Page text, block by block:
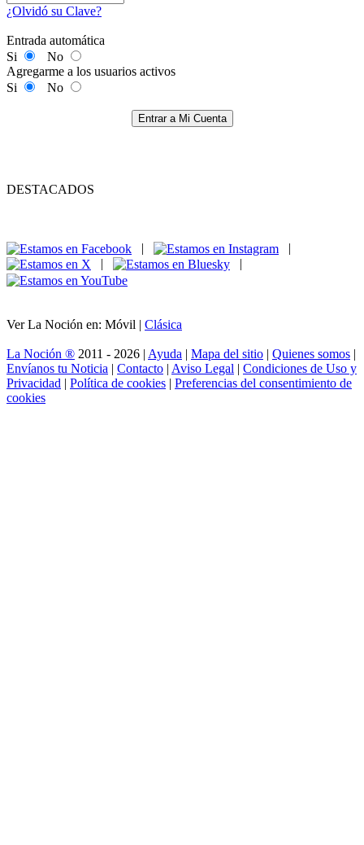
¿Olvidó su Clave?
Entrada automática
Si
No
Agregarme a los usuarios activos
Si
No
Entrar a Mi Cuenta
DESTACADOS
|
|
|
|
Ver La Noción en: Móvil | Clásica
La Noción ® 2011 - 2026 | Ayuda | Mapa del sitio | Quienes somos |
Envíanos tu Noticia | Contacto | Aviso Legal | Condiciones de Uso y
Privacidad | Política de cookies | Preferencias del consentimiento de
cookies